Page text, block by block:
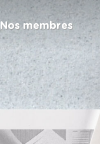
Nos membres